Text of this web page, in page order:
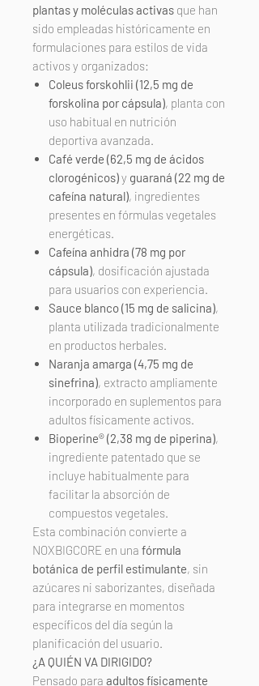
plantas y moléculas activas que han
sido empleadas históricamente en
formulaciones para estilos de vida
activos y organizados:
Coleus forskohlii (12,5 mg de
forskolina por cápsula), planta con
uso habitual en nutrición
deportiva avanzada.
Café verde (62,5 mg de ácidos
clorogénicos)y guaraná (22 mg de
cafeína natural), ingredientes
presentes en fórmulas vegetales
energéticas.
Cafeína anhidra (78 mg por
cápsula), dosificación ajustada
para usuarios con experiencia.
Sauce blanco (15 mg de salicina),
planta utilizada tradicionalmente
en productos herbales.
Naranja amarga (4,75 mg de
sinefrina), extracto ampliamente
incorporado en suplementos para
adultos físicamente activos.
Bioperine® (2,38 mg de piperina),
ingrediente patentado que se
incluye habitualmente para
facilitar la absorción de
compuestos vegetales.
Esta combinación convierte a
NOXBIGCORE en una fórmula
botánica de perfil estimulante, sin
azúcares ni saborizantes, diseñada
para integrarse en momentos
específicos del día según la
planificación del usuario.
¿A QUIÉN VA DIRIGIDO?
Pensado para adultos físicamente